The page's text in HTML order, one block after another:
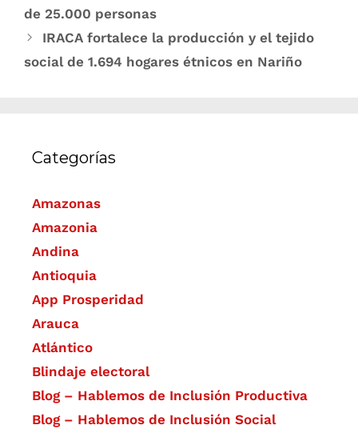
de 25.000 personas
IRACA fortalece la producción y el tejido
social de 1.694 hogares étnicos en Nariño
Categorías
Amazonas
Amazonia
Andina
Antioquia
App Prosperidad
Arauca
Atlántico
Blindaje electoral
Blog – Hablemos de Inclusión Productiva
Blog – Hablemos de Inclusión Social